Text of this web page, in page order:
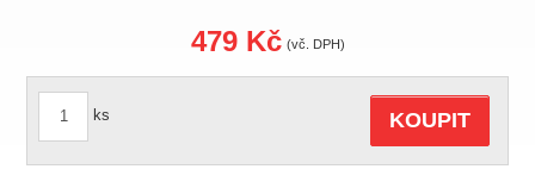
479 Kč (vč. DPH)
ks KOUPIT